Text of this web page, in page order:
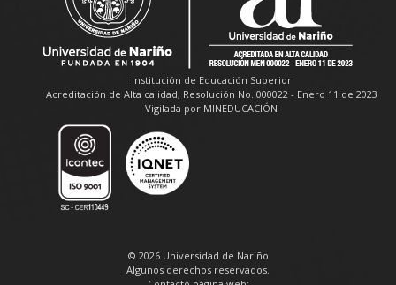
Institución de Educación Superior
Acreditación de Alta calidad, Resolución No. 000022 - Enero 11 de 2023
Vigilada por MINEDUCACIÓN
© 2026 Universidad de Nariño
Algunos derechos reservados.